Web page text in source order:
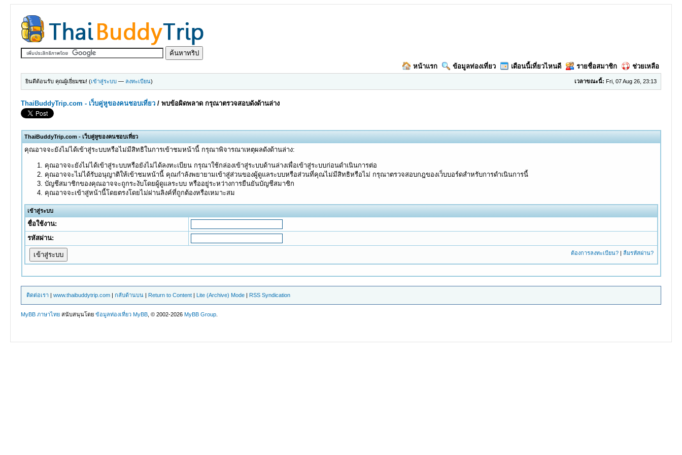
หน้าแรก ข้อมูลท่องเที่ยว เดือนนี้เที่ยวไหนดี รายชื่อสมาชิก ช่วยเหลือ
เวลาขณะนี้: Fri, 07 Aug 26, 23:13
ยินดีต้อนรับ คุณผู้เยี่ยมชม! (เข้าสู่ระบบ — ลงทะเบียน)
ThaiBuddyTrip.com - เว็บคู่หูของคนชอบเที่ยว /พบข้อผิดพลาด กรุณาตรวจสอบดังด้านล่าง
ThaiBuddyTrip.com - เว็บคู่หูของคนชอบเที่ยว
คุณอาจจะยังไม่ได้เข้าสู่ระบบหรือไม่มีสิทธิในการเข้าชมหน้านี้ กรุณาพิจารณาเหตุผลดังด้านล่าง:
คุณอาจจะยังไม่ได้เข้าสู่ระบบหรือยังไม่ได้ลงทะเบียน กรุณาใช้กล่องเข้าสู่ระบบด้านล่างเพื่อเข้าสู่ระบบก่อนดำเนินการต่อ
คุณอาจจะไม่ได้รับอนุญาติให้เข้าชมหน้านี้ คุณกำลังพยายามเข้าสู่ส่วนของผู้ดูแลระบบหรือส่วนที่คุณไม่มีสิทธิหรือไม่ กรุณาตรวจสอบกฎของเว็บบอร์ดสำหรับการดำเนินการนี้
บัญชีสมาชิกของคุณอาจจะถูกระงับโดยผู้ดูแลระบบ หรืออยู่ระหว่างการยืนยันบัญชีสมาชิก
คุณอาจจะเข้าสู่หน้านี้โดยตรงโดยไม่ผ่านลิงค์ที่ถูกต้องหรือเหมาะสม
เข้าสู่ระบบ
ชื่อใช้งาน:
รหัสผ่าน:
ต้องการลงทะเบียน?| ลืมรหัสผ่าน?
ติดต่อเรา |www.thaibuddytrip.com |กลับด้านบน | Return to Content | Lite (Archive) Mode | RSS Syndication
MyBB ภาษาไทย สนับสนุนโดยข้อมูลท่องเที่ยว MyBB , © 2002-2026MyBB Group